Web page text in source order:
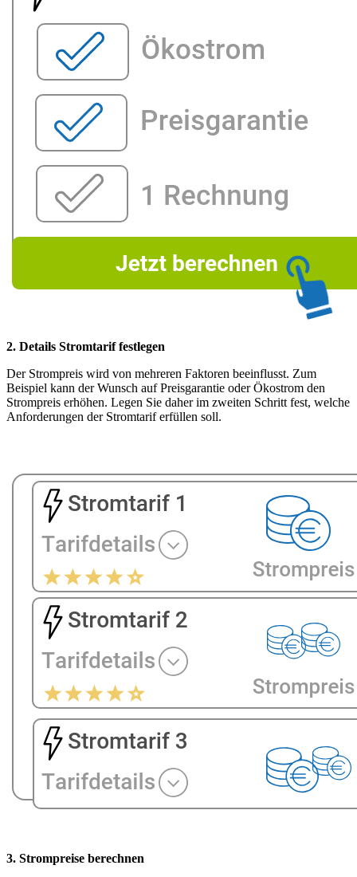
2. Details Stromtarif festlegen
Der Strompreis wird von mehreren Faktoren beeinflusst. Zum
Beispiel kann der Wunsch auf Preisgarantie oder Ökostrom den
Strompreis erhöhen. Legen Sie daher im zweiten Schritt fest, welche
Anforderungen der Stromtarif erfüllen soll.
3. Strompreise berechnen